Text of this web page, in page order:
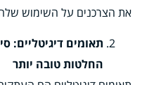
את הצרכנים על השימוש
תאומים דיגיטליים:
החלטות טובה יותר